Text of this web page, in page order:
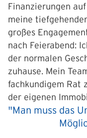
Finanzierungen
meine
großes
nach Feierabend:
der normalen
zuhause. Mein
fachkundigem Rat
der eigenen
"Man muss das